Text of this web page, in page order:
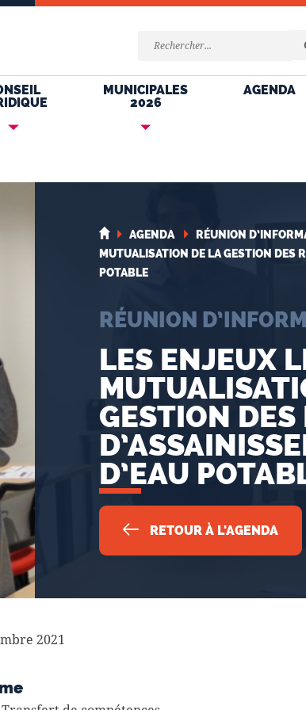
MUNICIPALES
2026
AGENDA
AGENDA RÉUNION
MUTUALISATION DE LA GESTION DES
POTABLE
RÉUNION
LES ENJEUX
GESTION DES
D’EAU
RETOUR À L'AGENDA
2021